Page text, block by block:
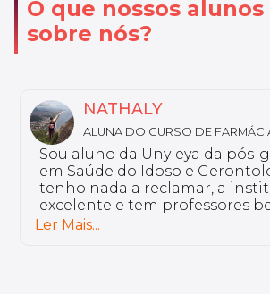
O que nossos
sobre nós?
MARIA LUIZA
ALUNA DO CURSO DE DISLEXIA
DE LEITURA E ESCRITA
Eu curso a pós-graduação em
Distúrbios de Leitura e Escrita.
escolhi o curso Unyleya?
encontro com a minha rotina.
plataforma colaborativa, onde